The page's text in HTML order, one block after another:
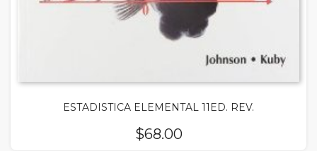
ESTADISTICA ELEMENTAL 11ED. REV.
$68.00